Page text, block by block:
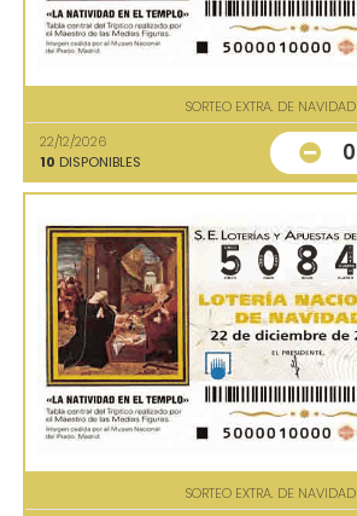
SORTEO EXTRA. DE NAVIDAD
22/12/2026
10 DISPONIBLES 0
SORTEO EXTRA. DE NAVIDAD